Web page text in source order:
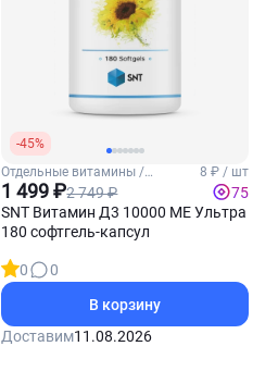
-45%
Отдельные витамины /
Витамин Д3
8 ₽ / шт
1 499 ₽2 749 ₽
75
SNT Витамин Д3 10000 МЕ Ультра
180 софтгель-капсул
0
0
В корзину
Доставим11.08.2026